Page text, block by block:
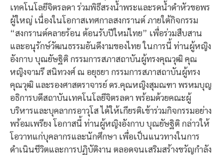
เทคโนโลยีจิตรลดา ร่วมพิธีสรงน้ำพระและรดน้ำดำหัวขอพร
ผู้ใหญ่ เนื่องในโอกาสเทศกาลสงกรานต์ ภายใต้กิจกรรม
“สงกรานต์คลายร้อน ต้อนรับปีใหม่ไทย” เพื่อร่วมสืบสาน
และอนุรักษ์วัฒนธรรมอันดีงามของไทย ในการนี้ ท่านผู้หญิง
อังกาบ บุณยัษฐิติ กรรมการสภาสถาบันผู้ทรงคุณวุฒิ คุณ
หญิงจามรี สนิทวงศ์ ณ อยุธยา กรรมการสภาสถาบันผู้ทรง
คุณวุฒิ และรองศาสตราจารย์ ดร.คุณหญิงสุมณฑา พรหมบุญ
อธิการบดีสถาบันเทคโนโลยีจิตรลดา พร้อมด้วยคณะผู้
บริหารและบุคลากรอาวุโส ได้ให้เกียรติเข้าร่วมกิจกรรมอย่าง
พร้อมเพรียง โอกาสนี้ ท่านผู้หญิงอังกาบ บุณยัษฐิติ กล่าวให้
โอวาทแก่บุคลากรและนักศึกษา เพื่อเป็นแนวทางในการ
ดำเนินชีวิตและการปฏิบัติงาน ตลอดจนเสริมสร้างขวัญกำลัง